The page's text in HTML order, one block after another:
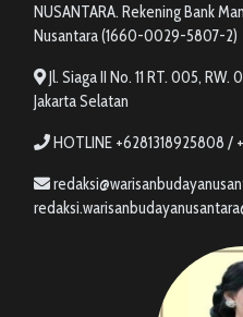
NUSANTARA. Rekening Bank
Nusantara (1660-0029-5807-2)
Jl. Siaga II No. 11 RT. 005,
Jakarta Selatan
HOTLINE +6281318925808 /